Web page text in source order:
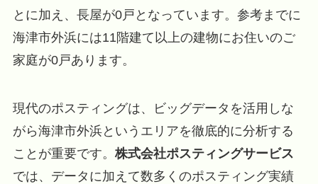
とに加え、長屋が0戸となっています。参考までに
海津市外浜には11階建て以上の建物にお住いのご
家庭が0戸あります。
現代のポスティングは、ビッグデータを活用しな
がら海津市外浜というエリアを徹底的に分析する
ことが重要です。 株式会社ポスティングサービス
では、データに加えて数多くのポスティング実績